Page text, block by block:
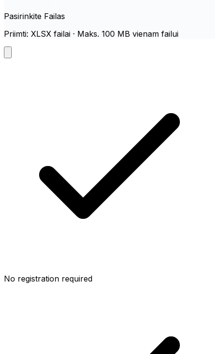
Pasirinkite Failas
Priimti: XLSX failai · Maks. 100 MB vienam failui
No registration required